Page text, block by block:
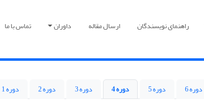
راهنمای نویسندگان ارسال مقاله داوران تماس با ما
دوره 6 دوره 5 دوره 4 دوره 3 دوره 2
دوره 1